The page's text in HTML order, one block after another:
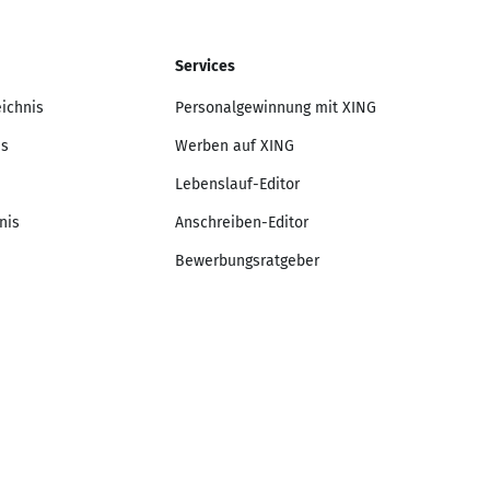
Services
Personalgewinnung mit XING
Werben auf XING
Lebenslauf-Editor
Anschreiben-Editor
Bewerbungsratgeber